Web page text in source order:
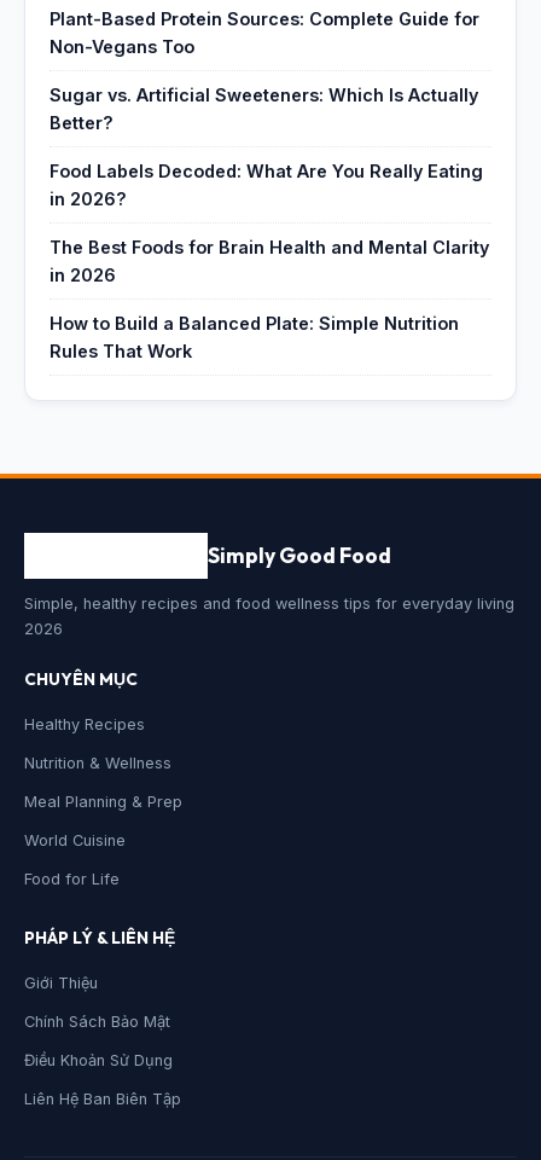
Plant-Based Protein Sources: Complete Guide for
Non-Vegans Too
Sugar vs. Artificial Sweeteners: Which Is Actually
Better?
Food Labels Decoded: What Are You Really Eating
in 2026?
The Best Foods for Brain Health and Mental Clarity
in 2026
How to Build a Balanced Plate: Simple Nutrition
Rules That Work
Simply Good Food
Simple, healthy recipes and food wellness tips for everyday living
2026
CHUYÊN MỤC
Healthy Recipes
Nutrition & Wellness
Meal Planning & Prep
World Cuisine
Food for Life
PHÁP LÝ & LIÊN HỆ
Giới Thiệu
Chính Sách Bảo Mật
Điều Khoản Sử Dụng
Liên Hệ Ban Biên Tập